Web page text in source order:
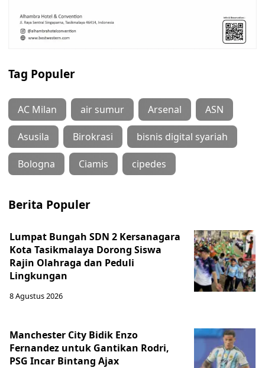
Tag Populer
AC Milan air sumur Arsenal ASN
Asusila Birokrasi bisnis digital syariah
Bologna Ciamis cipedes
Berita Populer
Lumpat Bungah SDN 2 Kersanagara
Kota Tasikmalaya Dorong Siswa
Rajin Olahraga dan Peduli
Lingkungan
8 Agustus 2026
Manchester City Bidik Enzo
Fernandez untuk Gantikan Rodri,
PSG Incar Bintang Ajax